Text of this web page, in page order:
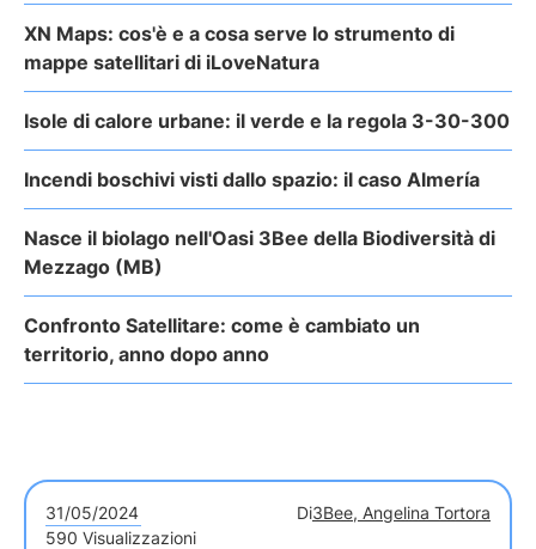
XN Maps: cos'è e a cosa serve lo strumento di
mappe satellitari di iLoveNatura
Isole di calore urbane: il verde e la regola 3-30-300
Incendi boschivi visti dallo spazio: il caso Almería
Nasce il biolago nell'Oasi 3Bee della Biodiversità di
Mezzago (MB)
Confronto Satellitare: come è cambiato un
territorio, anno dopo anno
31/05/2024 Di3Bee, Angelina Tortora
590 Visualizzazioni